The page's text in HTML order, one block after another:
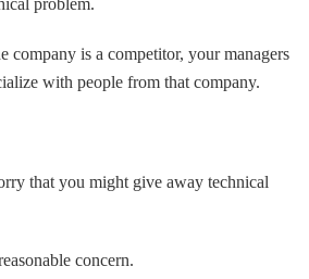
problem.
is a competitor, your managers
with people from that company.
that you might give away technical
concern.